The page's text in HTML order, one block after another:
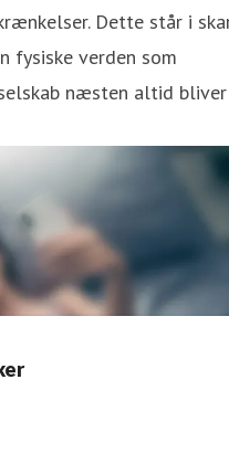
Dette står i
fysiske verden som
næsten altid bliver